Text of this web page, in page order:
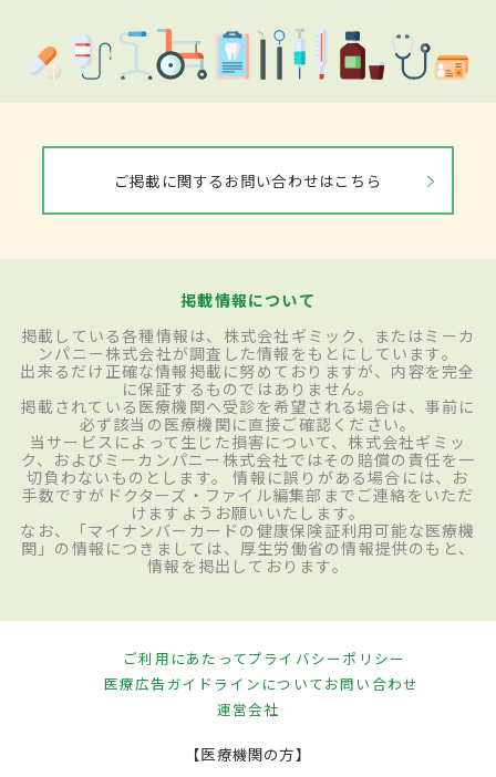
ご掲載に関するお問い合わせはこちら
掲載情報について
掲載している各種情報は、株式会社ギミック、またはミーカ
ンパニー株式会社が調査した情報をもとにしています。
出来るだけ正確な情報掲載に努めておりますが、内容を完全
に保証するものではありません。
掲載されている医療機関へ受診を希望される場合は、事前に
必ず該当の医療機関に直接ご確認ください。
当サービスによって生じた損害について、株式会社ギミッ
ク、およびミーカンパニー株式会社ではその賠償の責任を一
切負わないものとします。 情報に誤りがある場合には、お
手数ですがドクターズ・ファイル編集部までご連絡をいただ
けますようお願いいたします。
なお、「マイナンバーカードの健康保険証利用可能な医療機
関」の情報につきましては、厚生労働省の情報提供のもと、
情報を掲出しております。
ご利用にあたってプライバシーポリシー
医療広告ガイドラインについてお問い合わせ
運営会社
【医療機関の方】